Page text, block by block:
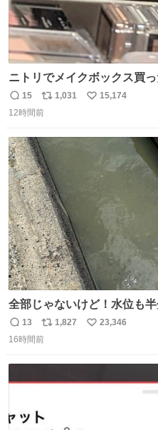
ニトリでメイクボックス買っ
返
信
15
リ
ポ
ト
数
1,031
い
15,174
12時間前
全部じゃないけど！水位も
めたよ！！！ 作業してくれ
ー！！！！！！！！！！！
返
信
13
リ
ポ
1,827
い
23,346
16時間前